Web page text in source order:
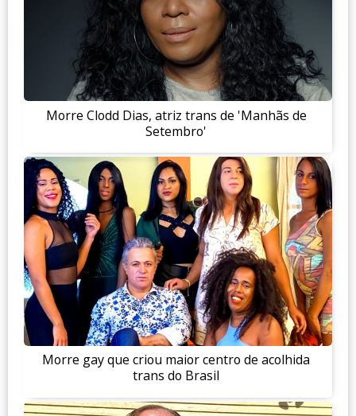
Morre Clodd Dias, atriz trans de 'Manhãs de
Setembro'
Morre gay que criou maior centro de acolhida
trans do Brasil